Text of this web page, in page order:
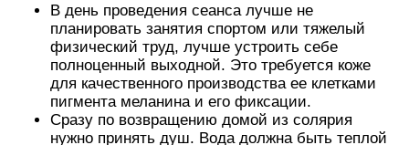
В день проведения сеанса лучше не
планировать занятия спортом или тяжелый
физический труд, лучше устроить себе
полноценный выходной. Это требуется коже
для качественного производства ее клетками
пигмента меланина и его фиксации.
Сразу по возвращению домой из солярия
нужно принять душ. Вода должна быть теплой